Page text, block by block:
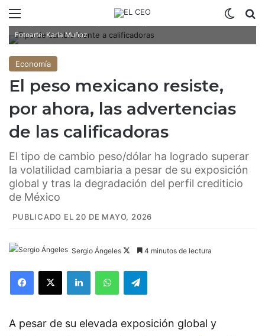
Fotoarte: Karla Muñoz
Economía
El peso mexicano resiste,
por ahora, las advertencias
de las calificadoras
El tipo de cambio peso/dólar ha logrado superar
la volatilidad cambiaria a pesar de su exposición
global y tras la degradación del perfil crediticio
de México
PUBLICADO EL 20 DE MAYO, 2026
Sergio Ángeles
l
w
4 minutos de lectura
A pesar de su elevada exposición global y